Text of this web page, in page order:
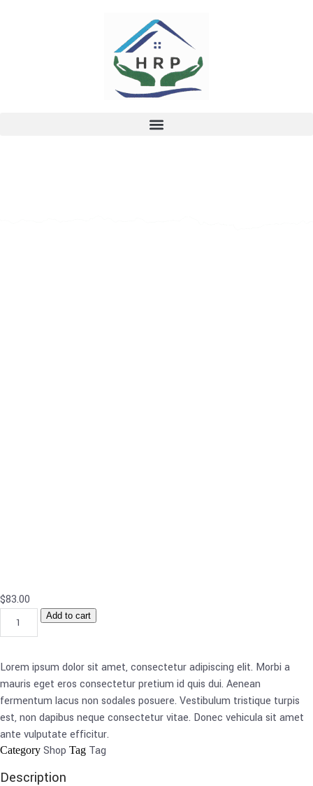
$83.00
Add to cart
Lorem ipsum dolor sit amet, consectetur adipiscing elit. Morbi a
mauris eget eros consectetur pretium id quis dui. Aenean
fermentum lacus non sodales posuere. Vestibulum tristique turpis
est, non dapibus neque consectetur vitae. Donec vehicula sit amet
ante vulputate efficitur.
Category Shop Tag Tag
Description